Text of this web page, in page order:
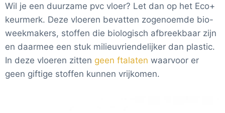
Wil je een duurzame pvc vloer? Let dan op het Eco+
keurmerk. Deze vloeren bevatten zogenoemde bio-
weekmakers, stoffen die biologisch afbreekbaar zijn
en daarmee een stuk milieuvriendelijker dan plastic.
In deze vloeren zitten geen ftalaten waarvoor er
geen giftige stoffen kunnen vrijkomen.